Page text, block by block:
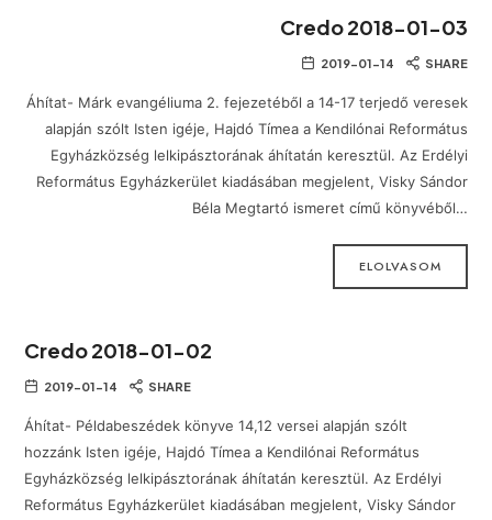
Credo 2018-01-03
2019-01-14 SHARE
Áhítat- Márk evangéliuma 2. fejezetéből a 14-17 terjedő veresek
alapján szólt Isten igéje, Hajdó Tímea a Kendilónai Református
Egyházközség lelkipásztorának áhítatán keresztül. Az Erdélyi
Református Egyházkerület kiadásában megjelent, Visky Sándor
Béla Megtartó ismeret című könyvéből…
ELOLVASOM
Credo 2018-01-02
2019-01-14 SHARE
Áhítat- Példabeszédek könyve 14,12 versei alapján szólt
hozzánk Isten igéje, Hajdó Tímea a Kendilónai Református
Egyházközség lelkipásztorának áhítatán keresztül. Az Erdélyi
Református Egyházkerület kiadásában megjelent, Visky Sándor